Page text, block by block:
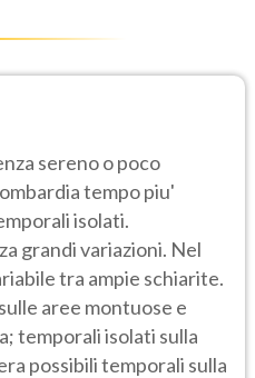
sereno o poco
tempo piu'
isolati.
grandi variazioni. Nel
tra ampie schiarite.
aree montuose e
temporali isolati sulla
possibili temporali sulla